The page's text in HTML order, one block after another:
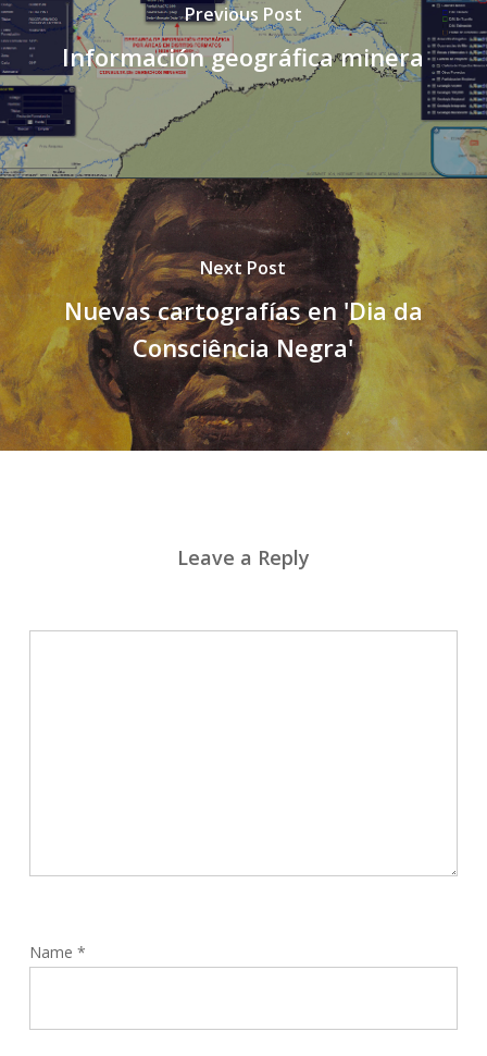
Previous Post
Información geográfica minera
Next Post
Nuevas cartografías en 'Dia da
Consciência Negra'
Leave a Reply
Name *